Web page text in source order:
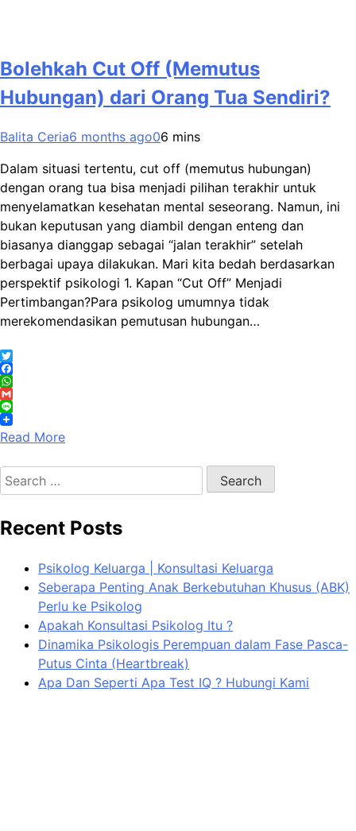
Bolehkah Cut Off (Memutus
Hubungan) dari Orang Tua Sendiri?
Balita Ceria6 months ago06 mins
Dalam situasi tertentu, cut off (memutus hubungan)
dengan orang tua bisa menjadi pilihan terakhir untuk
menyelamatkan kesehatan mental seseorang. Namun, ini
bukan keputusan yang diambil dengan enteng dan
biasanya dianggap sebagai “jalan terakhir” setelah
berbagai upaya dilakukan. Mari kita bedah berdasarkan
perspektif psikologi 1. Kapan “Cut Off” Menjadi
Pertimbangan?Para psikolog umumnya tidak
merekomendasikan pemutusan hubungan…
Twitter
Facebook
WhatsApp
Gmail
Line
Read More
Search
for:
Recent Posts
Psikolog Keluarga | Konsultasi Keluarga
Seberapa Penting Anak Berkebutuhan Khusus (ABK)
Perlu ke Psikolog
Apakah Konsultasi Psikolog Itu ?
Dinamika Psikologis Perempuan dalam Fase Pasca-
Putus Cinta (Heartbreak)
Apa Dan Seperti Apa Test IQ ? Hubungi Kami